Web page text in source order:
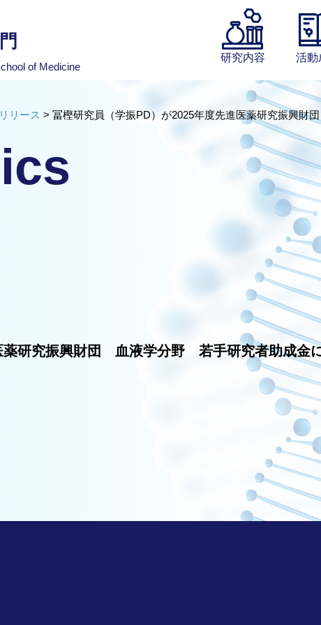
of Medicine
研究内容 活動
リース > 冨樫研究員（学振PD）が2025年度先進医薬研究振興
研究振興財団 血液学分野 若手研究者助成金に